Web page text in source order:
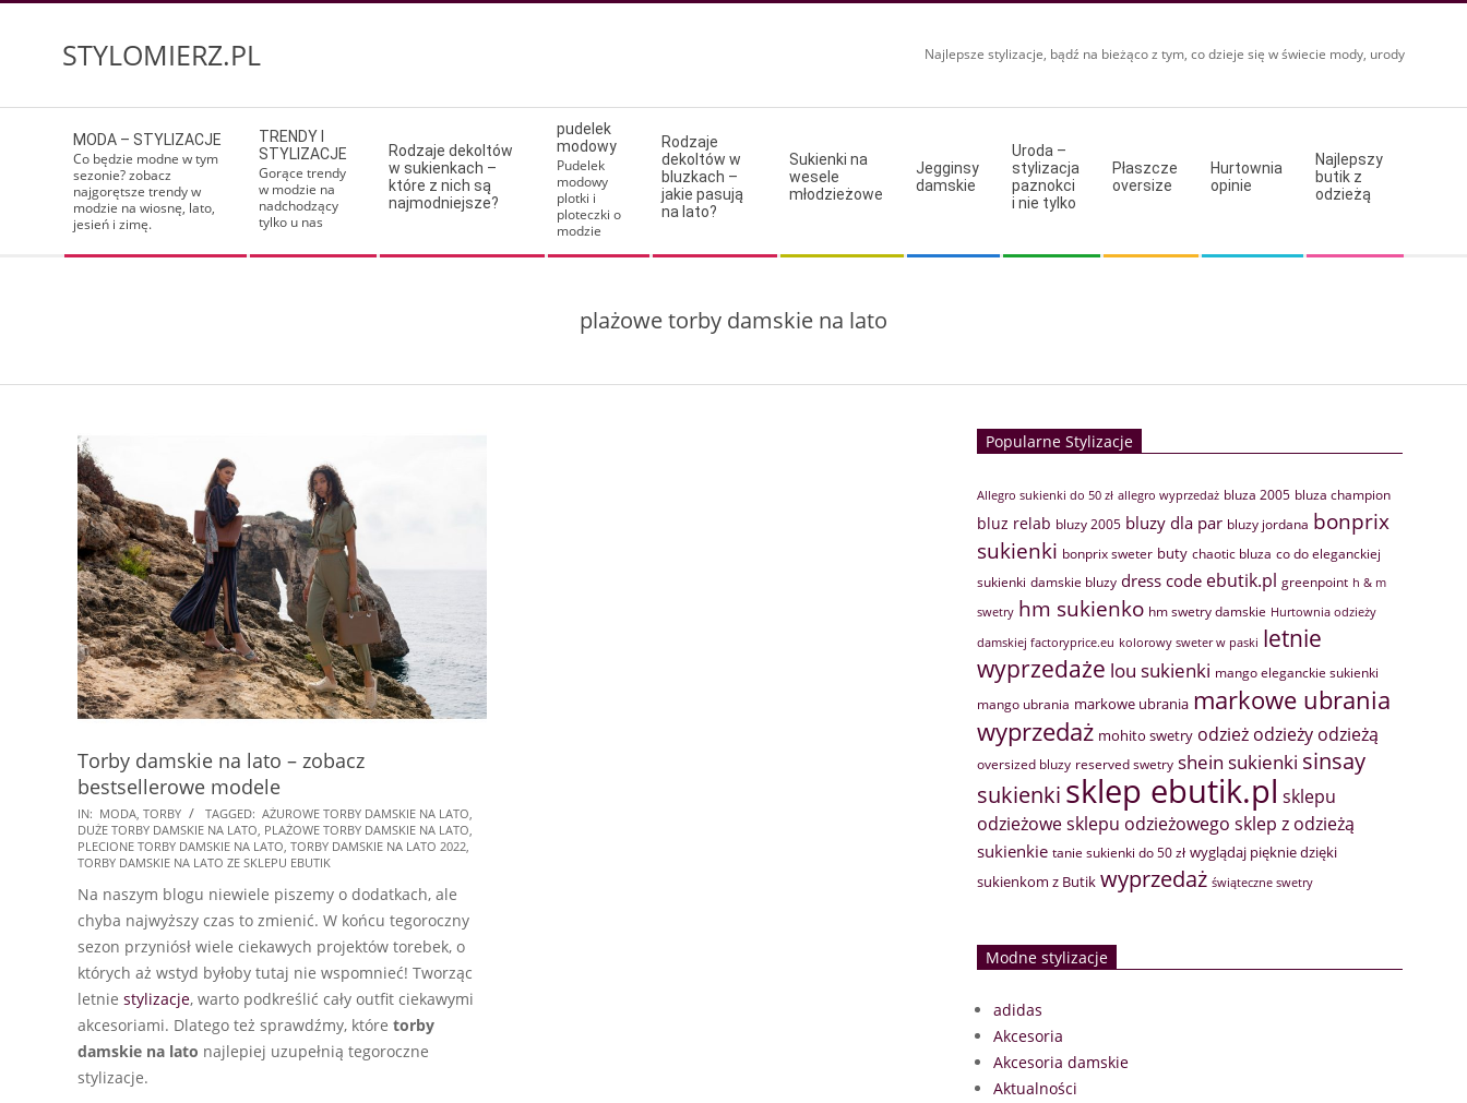
STYLOMIERZ.PL Najlepsze stylizacje, bądź na bieżąco z tym, co dzieje się w świecie mody, urody
Navigation
Menu
MODA – STYLIZACJE
Co będzie modne w tym
sezonie? zobacz
najgorętsze trendy w
modzie na wiosnę, lato,
jesień i zimę.
TRENDY I
STYLIZACJE
Gorące trendy
w modzie na
nadchodzący
tylko u nas
Rodzaje dekoltów
w sukienkach –
które z nich są
najmodniejsze?
pudelek
modowy
Pudelek
modowy
plotki i
ploteczki o
modzie
Rodzaje
dekoltów w
bluzkach –
jakie pasują
na lato?
Sukienki na
wesele
młodzieżowe
Jegginsy
damskie
Uroda –
stylizacja
paznokci
i nie tylko
Płaszcze
oversize
Hurtownia
opinie
Najlepszy
butik z
odzieżą
plażowe torby damskie na lato
Torby damskie na lato – zobacz
bestsellerowe modele
2022-
06-
07
IN: MODA TORBY TAGGED: AŻUROWE TORBY DAMSKIE NA LATO
DUŻE TORBY DAMSKIE NA LATO PLAŻOWE TORBY DAMSKIE NA LATO
PLECIONE TORBY DAMSKIE NA LATO TORBY DAMSKIE NA LATO 2022
TORBY DAMSKIE NA LATO ZE SKLEPU EBUTIK
Na naszym blogu niewiele piszemy o dodatkach, ale
chyba najwyższy czas to zmienić. W końcu tegoroczny
sezon przyniósł wiele ciekawych projektów torebek, o
których aż wstyd byłoby tutaj nie wspomnieć! Tworząc
letnie stylizacje, warto podkreślić cały outfit ciekawymi
akcesoriami. Dlatego też sprawdźmy, które torby
damskie na lato najlepiej uzupełnią tegoroczne
stylizacje.
Popularne Stylizacje
Allegro sukienki do 50 zł allegro wyprzedaż bluza 2005 bluza champion
bluz relab bluzy 2005 bluzy dla par bluzy jordana bonprix
sukienki bonprix sweter buty chaotic bluza co do eleganckiej
sukienki damskie bluzy dress code ebutik.pl greenpoint h & m
swetry hm sukienko hm swetry damskie Hurtownia odzieży
damskiej factoryprice.eu kolorowy sweter w paski letnie
wyprzedaże lou sukienki mango eleganckie sukienki
mango ubrania markowe ubrania markowe ubrania
wyprzedaż mohito swetry odzież odzieży odzieżą
oversized bluzy reserved swetry shein sukienki sinsay
sukienki sklep ebutik.pl sklepu
odzieżowesklepu odzieżowego sklep z odzieżą
sukienkie tanie sukienki do 50 zł wyglądaj pięknie dzięki
sukienkom z Butik wyprzedaż świąteczne swetry
Modne stylizacje
adidas
Akcesoria
Akcesoria damskie
Aktualności